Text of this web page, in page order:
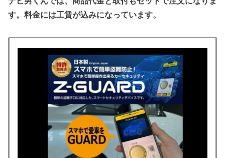
す。料金には工賃が込みになっています。